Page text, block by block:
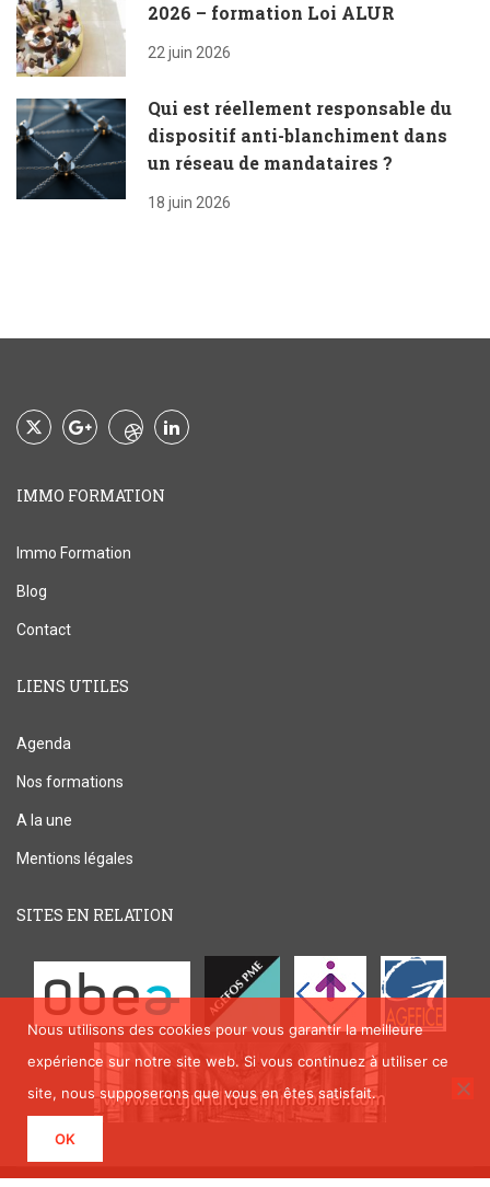
2026 – formation Loi ALUR
22 juin 2026
Qui est réellement responsable du
dispositif anti-blanchiment dans
un réseau de mandataires ?
18 juin 2026
IMMO FORMATION
Immo Formation
Blog
Contact
LIENS UTILES
Agenda
Nos formations
A la une
Mentions légales
SITES EN RELATION
Nous utilisons des cookies pour vous garantir la meilleure
expérience sur notre site web. Si vous continuez à utiliser ce
site, nous supposerons que vous en êtes satisfait.
OK